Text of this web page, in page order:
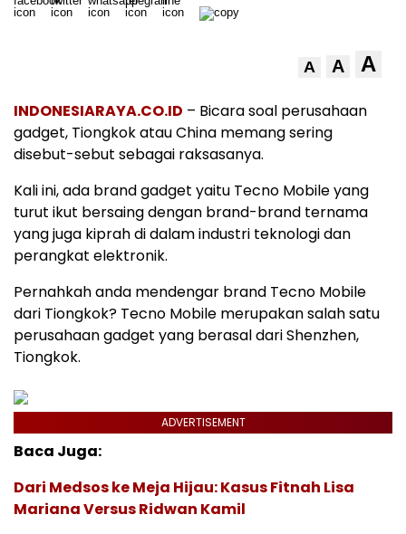
A A A
INDONESIARAYA.CO.ID – Bicara soal perusahaan
gadget, Tiongkok atau China memang sering
disebut-sebut sebagai raksasanya.
Kali ini, ada brand gadget yaitu Tecno Mobile yang
turut ikut bersaing dengan brand-brand ternama
yang juga kiprah di dalam industri teknologi dan
perangkat elektronik.
Pernahkah anda mendengar brand Tecno Mobile
dari Tiongkok? Tecno Mobile merupakan salah satu
perusahaan gadget yang berasal dari Shenzhen,
Tiongkok.
ADVERTISEMENT
Baca Juga:
Dari Medsos ke Meja Hijau: Kasus Fitnah Lisa
Mariana Versus Ridwan Kamil